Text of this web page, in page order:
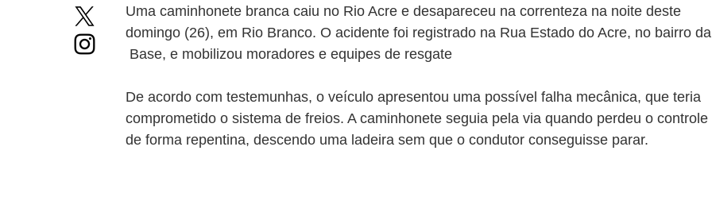
Uma caminhonete branca caiu no Rio Acre e desapareceu na correnteza na noite deste
domingo (26), em Rio Branco. O acidente foi registrado na Rua Estado do Acre, no bairro da
Base, e mobilizou moradores e equipes de resgate
De acordo com testemunhas, o veículo apresentou uma possível falha mecânica, que teria
comprometido o sistema de freios. A caminhonete seguia pela via quando perdeu o controle
de forma repentina, descendo uma ladeira sem que o condutor conseguisse parar.